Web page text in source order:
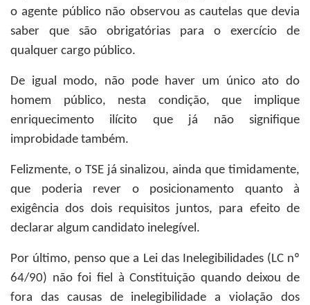
o agente público não observou as cautelas que devia
saber que são obrigatórias para o exercício de
qualquer cargo público.
De igual modo, não pode haver um único ato do
homem público, nesta condição, que implique
enriquecimento ilícito que já não signifique
improbidade também.
Felizmente, o TSE já sinalizou, ainda que timidamente,
que poderia rever o posicionamento quanto à
exigência dos dois requisitos juntos, para efeito de
declarar algum candidato inelegível.
Por último, penso que a Lei das Inelegibilidades (LC nº
64/90) não foi fiel à Constituição quando deixou de
fora das causas de inelegibilidade a violação dos